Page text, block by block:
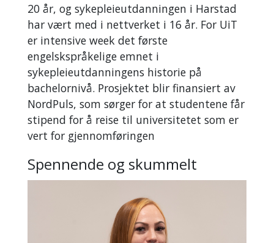
20 år, og sykepleieutdanningen i Harstad
har vært med i nettverket i 16 år. For UiT
er intensive week det første
engelskspråkelige emnet i
sykepleieutdanningens historie på
bachelornivå. Prosjektet blir finansiert av
NordPuls, som sørger for at studentene får
stipend for å reise til universitetet som er
vert for gjennomføringen
Spennende og skummelt